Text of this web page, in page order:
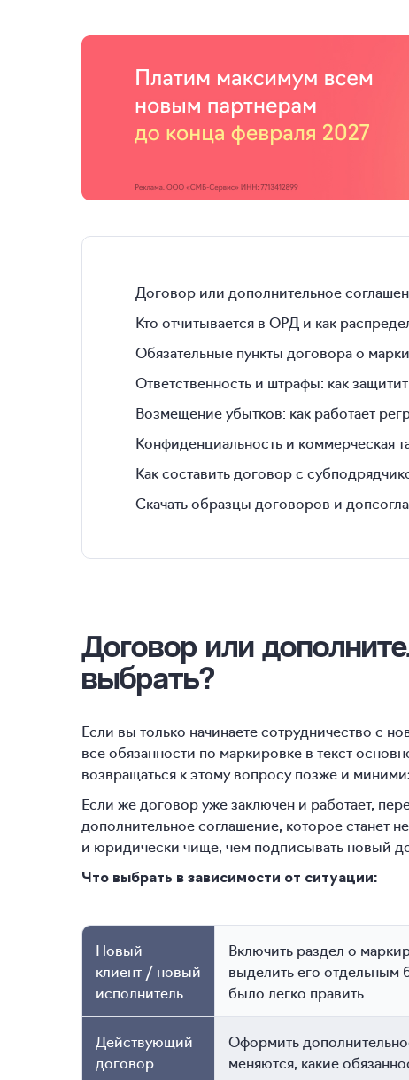
Договор или дополнительное
Кто отчитывается в ОРД и как
Обязательные пункты договора о
Ответственность и штрафы: как
Возмещение убытков: как работает
Конфиденциальность и коммерческая
Как составить договор с
Скачать образцы договоров и
Договор или
выбрать?
Если вы только начинаете сотрудничество с
все обязанности по маркировке в текст
возвращаться к этому вопросу позже и
Если же договор уже заключен и работает,
дополнительное соглашение, которое станет
и юридически чище, чем подписывать новый
Что выбрать в зависимости от ситуации:
Новый
клиент / новый
исполнитель
Включить раздел о
выделить его
было легко править
Действующий
договор
Оформить
меняются, какие